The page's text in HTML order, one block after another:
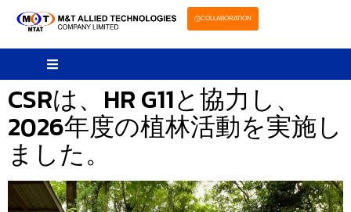
COLLABORATION
CSRは、HR G11と協力し、
2026年度の植林活動を実施し
ました。